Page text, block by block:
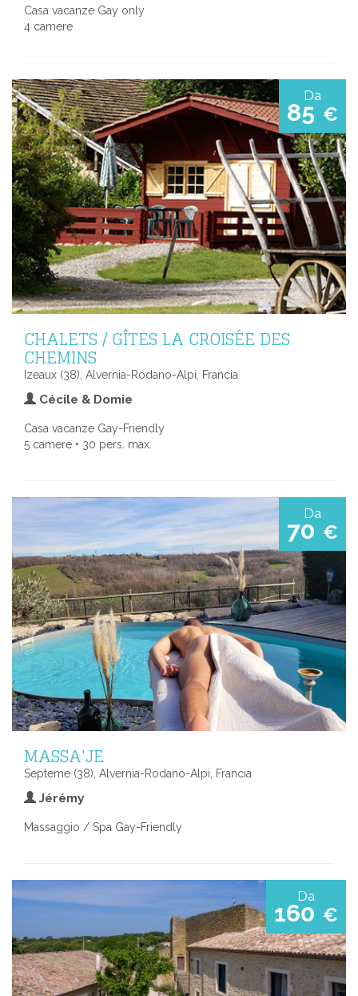
Casa vacanze Gay only
4 camere
Da
85 €
CHALETS / GÎTES LA CROISÉE DES
CHEMINS
Izeaux (38), Alvernia-Rodano-Alpi, Francia
Cécile & Domie
Casa vacanze Gay-Friendly
5 camere • 30 pers. max.
Da
70 €
MASSA'JE
Septeme (38), Alvernia-Rodano-Alpi, Francia
Jérémy
Massaggio / Spa Gay-Friendly
Da
160 €